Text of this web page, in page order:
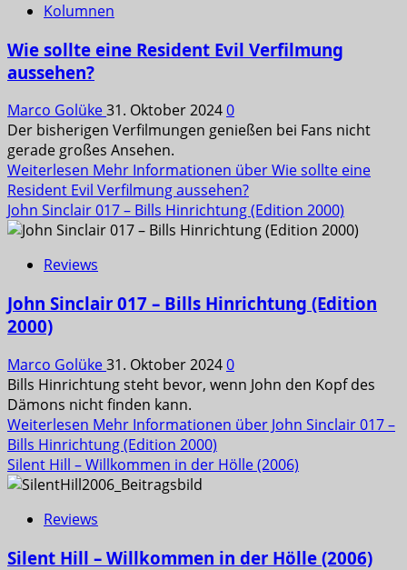
Kolumnen
Wie sollte eine Resident Evil Verfilmung
aussehen?
Marco Golüke31. Oktober 20240
Der bisherigen Verfilmungen genießen bei Fans nicht
gerade großes Ansehen.
Weiterlesen Mehr Informationen über Wie sollte eine
Resident Evil Verfilmung aussehen?
John Sinclair 017 – Bills Hinrichtung (Edition 2000)
Reviews
John Sinclair 017 – Bills Hinrichtung (Edition
2000)
Marco Golüke31. Oktober 20240
Bills Hinrichtung steht bevor, wenn John den Kopf des
Dämons nicht finden kann.
Weiterlesen Mehr Informationen über John Sinclair 017 –
Bills Hinrichtung (Edition 2000)
Silent Hill – Willkommen in der Hölle (2006)
Reviews
Silent Hill – Willkommen in der Hölle (2006)